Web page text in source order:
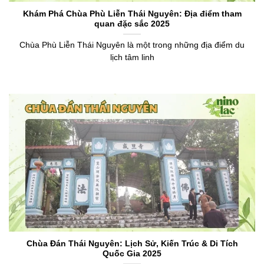
Khám Phá Chùa Phù Liễn Thái Nguyên: Địa điểm tham
quan đặc sắc 2025
Chùa Phù Liễn Thái Nguyên là một trong những địa điểm du
lịch tâm linh
Chùa Đán Thái Nguyên: Lịch Sử, Kiến Trúc & Di Tích
Quốc Gia 2025